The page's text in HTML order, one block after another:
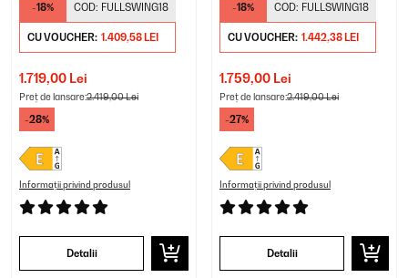
-18% COD: FULLSWING18
CU VOUCHER: 1.409,58 LEI
1.719,00 Lei
Preț de lansare:2.419,00 Lei
-28%
Informații privind produsul
Detalii
-18% COD: FULLSWING18
CU VOUCHER: 1.442,38 LEI
1.759,00 Lei
Preț de lansare:2.419,00 Lei
-27%
Informații privind produsul
Detalii